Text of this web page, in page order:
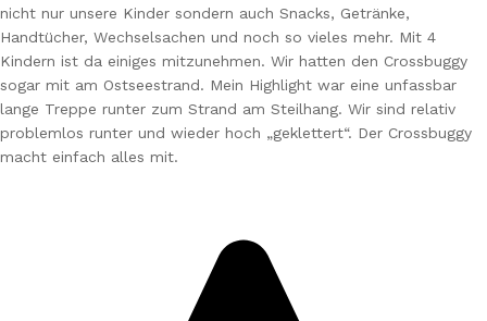
nicht nur unsere Kinder sondern auch Snacks, Getränke,
Handtücher, Wechselsachen und noch so vieles mehr. Mit 4
Kindern ist da einiges mitzunehmen. Wir hatten den Crossbuggy
sogar mit am Ostseestrand. Mein Highlight war eine unfassbar
lange Treppe runter zum Strand am Steilhang. Wir sind relativ
problemlos runter und wieder hoch „geklettert“. Der Crossbuggy
macht einfach alles mit.